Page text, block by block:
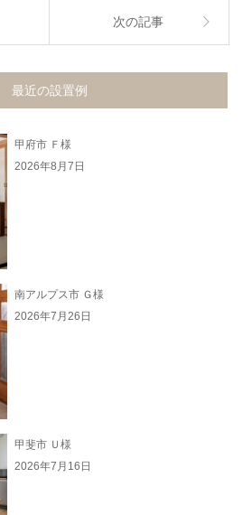
次の記事
最近の設置例
甲府市 Ｆ様
2026年8月7日
南アルプス市 Ｇ様
2026年7月26日
甲斐市 Ｕ様
2026年7月16日